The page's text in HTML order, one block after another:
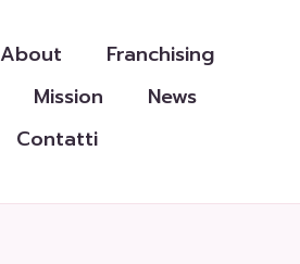
About
Franchising
Mission
News
Contatti